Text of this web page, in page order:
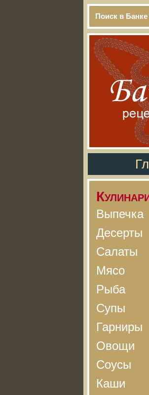
Поиск в Банке
Выпечка
Десерты
Салаты
Мясо
Рыба
Супы
Гарниры
Овощи
Соусы
Каши